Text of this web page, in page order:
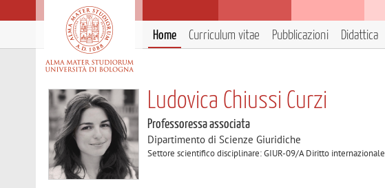
Home Curriculum vitae Pubblicazioni Didattica
Ludovica Chiussi Curzi
Professoressa associata
Dipartimento di Scienze Giuridiche
Settore scientifico disciplinare: GIUR-09/A Diritto internazionale